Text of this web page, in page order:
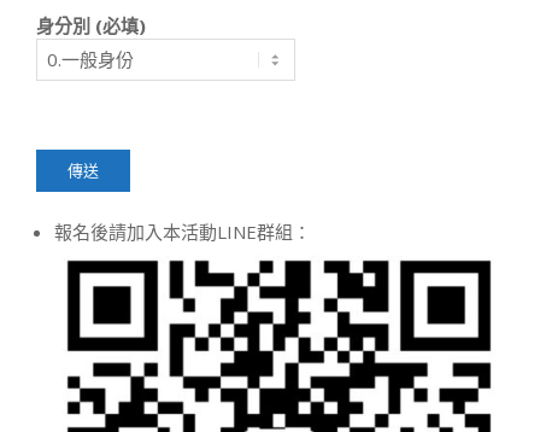
身分別 (必填)
報名後請加入本活動LINE群組：